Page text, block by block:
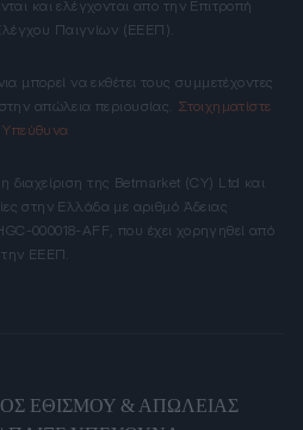
και ελέγχονται απο την Επιτροπή
Παιγνίων (ΕΕΕΠ).
μπορεί να εκθέτει τους συμμετέχοντες
απώλεια περιουσίας. Στοιχηματίστε
Υπεύθυνα
διαχείριση της Betmarket (CY) Ltd και
στην Ελλάδα με αριθμό Άδειας
000018-AFF, που έχει χορηγηθεί από
την ΕΕΕΠ.
ΕΘΙΣΜΟΥ & ΑΠΩΛΕΙΑΣ